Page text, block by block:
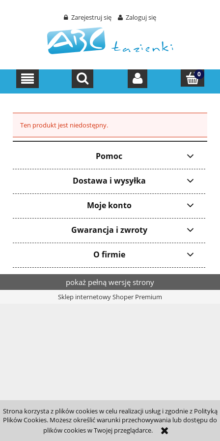
Strona korzysta z plików cookies w celu realizacji usług i zgodnie z Polityką
Plików Cookies. Możesz określić warunki przechowywania lub dostępu do
plików cookies w Twojej przeglądarce.
Zarejestruj się Zaloguj się
Ten produkt jest niedostępny.
Pomoc
Dostawa i wysyłka
Moje konto
Gwarancja i zwroty
O firmie
pokaż pełną wersję strony
Sklep internetowy Shoper Premium